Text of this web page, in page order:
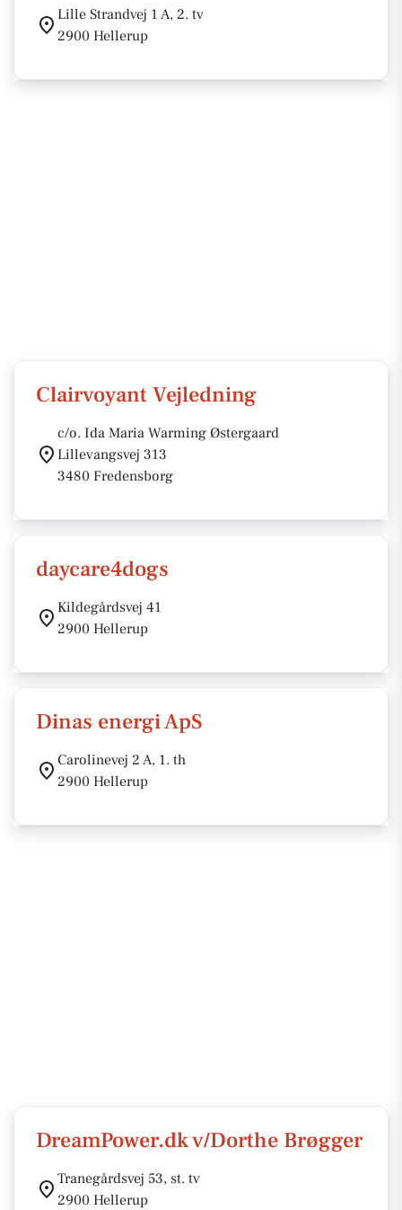
Lille Strandvej 1 A, 2. tv
2900 Hellerup
Clairvoyant Vejledning
c/o. Ida Maria Warming Østergaard
Lillevangsvej 313
3480 Fredensborg
daycare4dogs
Kildegårdsvej 41
2900 Hellerup
Dinas energi ApS
Carolinevej 2 A, 1. th
2900 Hellerup
DreamPower.dk v/Dorthe Brøgger
Tranegårdsvej 53, st. tv
2900 Hellerup